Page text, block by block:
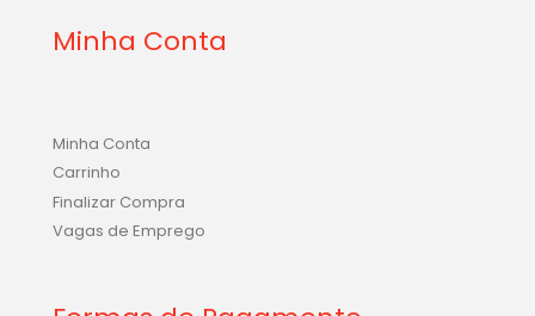
Minha Conta
Minha Conta
Carrinho
Finalizar Compra
Vagas de Emprego